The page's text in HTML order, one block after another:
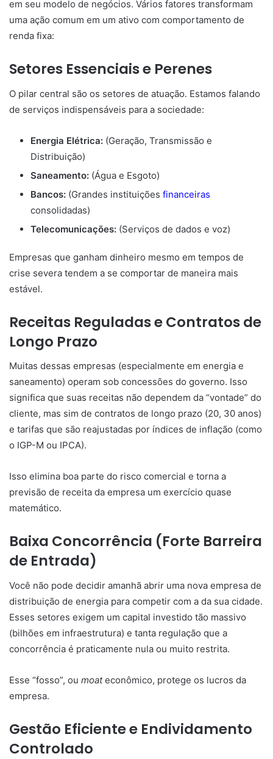
em seu modelo de negócios. Vários fatores transformam
uma ação comum em um ativo com comportamento de
renda fixa:
Setores Essenciais e Perenes
O pilar central são os setores de atuação. Estamos falando
de serviços indispensáveis para a sociedade:
Energia Elétrica: (Geração, Transmissão e
Distribuição)
Saneamento: (Água e Esgoto)
Bancos: (Grandes instituições financeiras
consolidadas)
Telecomunicações: (Serviços de dados e voz)
Empresas que ganham dinheiro mesmo em tempos de
crise severa tendem a se comportar de maneira mais
estável.
Receitas Reguladas e Contratos de
Longo Prazo
Muitas dessas empresas (especialmente em energia e
saneamento) operam sob concessões do governo. Isso
significa que suas receitas não dependem da “vontade” do
cliente, mas sim de contratos de longo prazo (20, 30 anos)
e tarifas que são reajustadas por índices de inflação (como
o IGP-M ou IPCA).
Isso elimina boa parte do risco comercial e torna a
previsão de receita da empresa um exercício quase
matemático.
Baixa Concorrência (Forte Barreira
de Entrada)
Você não pode decidir amanhã abrir uma nova empresa de
distribuição de energia para competir com a da sua cidade.
Esses setores exigem um capital investido tão massivo
(bilhões em infraestrutura) e tanta regulação que a
concorrência é praticamente nula ou muito restrita.
Esse “fosso”, ou moateconômico, protege os lucros da
empresa.
Gestão Eficiente e Endividamento
Controlado